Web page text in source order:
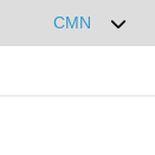
CMN